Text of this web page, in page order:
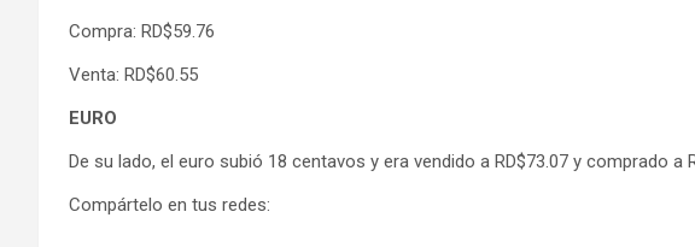
Compra: RD$59.76
Venta: RD$60.55
EURO
De su lado, el euro subió 18 centavos y era vendido a RD$73.07 y comprado a
Compártelo en tus redes: